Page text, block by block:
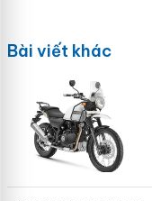
Bài viết khác